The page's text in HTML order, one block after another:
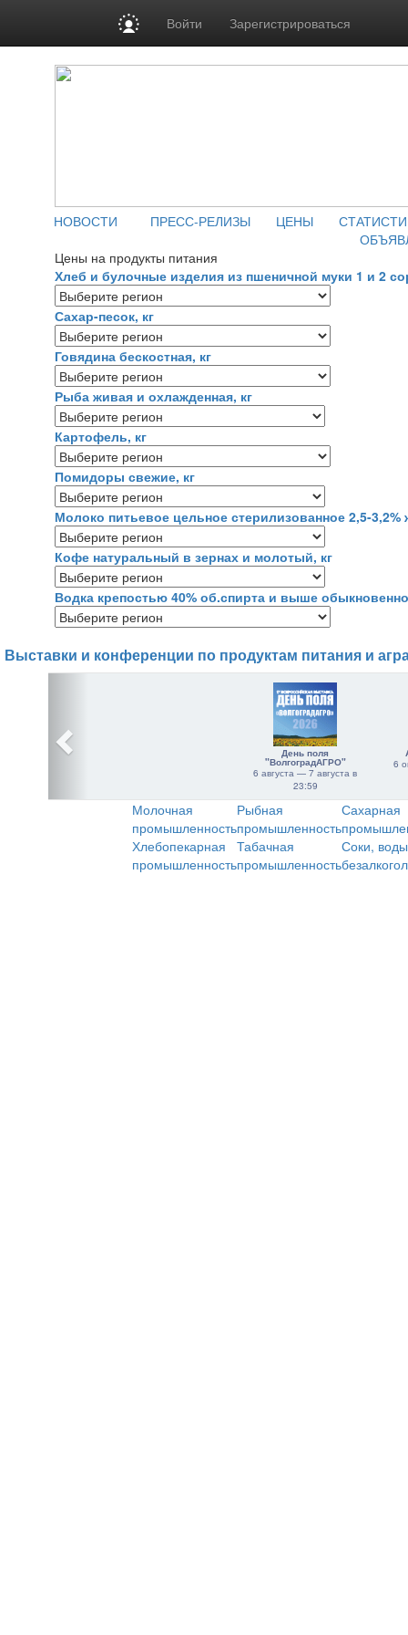
Войти Зарегистрироваться
НОВОСТИ ПРЕСС-РЕЛИЗЫ ЦЕНЫ
Цены на продукты питания
Хлеб и булочные изделия из пшеничной муки 1 и 2
Сахар-песок, кг
Говядина бескостная, кг
Рыба живая и охлажденная, кг
Картофель, кг
Помидоры свежие, кг
Молоко питьевое цельное стерилизованное 2,5-3,2%
Кофе натуральный в зернах и молотый, кг
Водка крепостью 40% об.спирта и выше
Выставки и конференции по продуктам питания и
День поля
"ВолгоградАГРО"
6 августа — 7 августа в
23:59
6
Молочная
промышленность
Рыбная
промышленность
Сахарная
Хлебопекарная
промышленность
Табачная
промышленность
Соки,